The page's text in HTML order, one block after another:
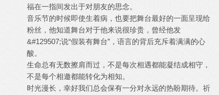
福在一指间发出于对朋友的思念。
音乐节的时候即使生着病，也要把舞台最好的一面呈现给
粉丝，他知道舞台对于他来说很珍贵，曾经他发
&#129507;说“假装有舞台”，语言的背后充斥着满满的心
酸。
生命总有无数擦肩而过，不是每次相遇都能凝结成相守，
不是每个相邀都能转化为相知。
时光漫长，幸好我们总会保有一分对永远的热盼期待。祈